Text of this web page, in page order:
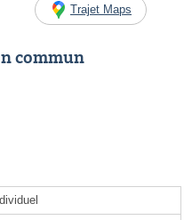
Trajet Maps
commun